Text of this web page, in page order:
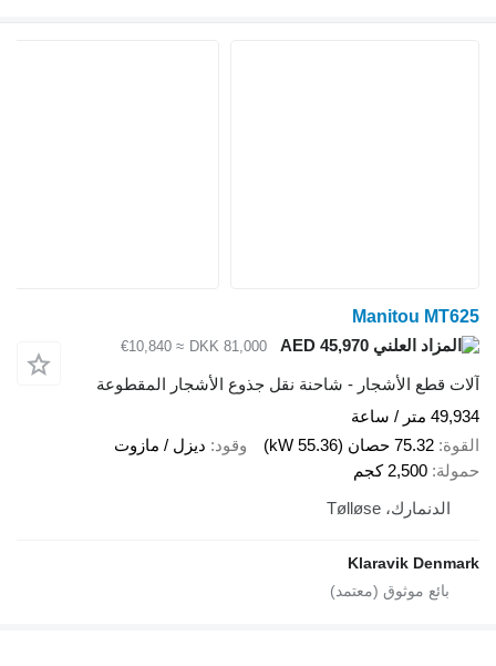
AED 45,970
DKK 81,000
≈ €10,840
- شاحنة نقل جذوع الأشجار المقطوعة
وقود ديزل / مازوت
كجم
Klaravik